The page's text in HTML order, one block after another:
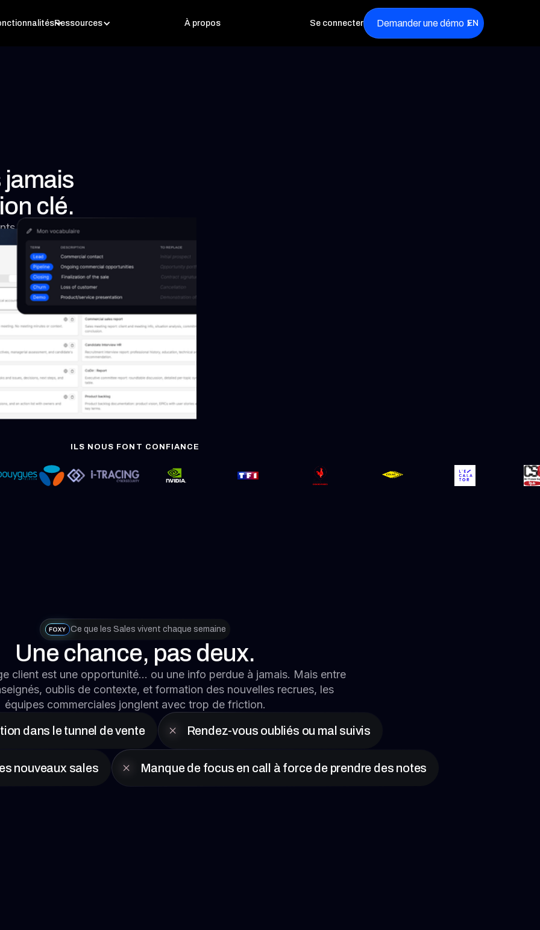
Ressources À propos Se connecter Demander une démo EN
jamais
clé.
: chaque
levier de
Ce que les Sales vivent chaque semaine
Une chance, pas deux.
client est une opportunité… ou une info perdue à jamais. Mais entre
oublis de contexte, et formation des nouvelles recrues, les
équipes commerciales jonglent avec trop de friction.
dans le tunnel de vente Rendez-vous oubliés ou mal suivis
nouveaux sales Manque de focus en call à force de prendre des notes